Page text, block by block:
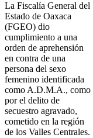
La Fiscalía General del
Estado de Oaxaca
(FGEO) dio
cumplimiento a una
orden de aprehensión
en contra de una
persona del sexo
femenino identificada
como A.D.M.A., como
por el delito de
secuestro agravado,
cometido en la región
de los Valles Centrales.